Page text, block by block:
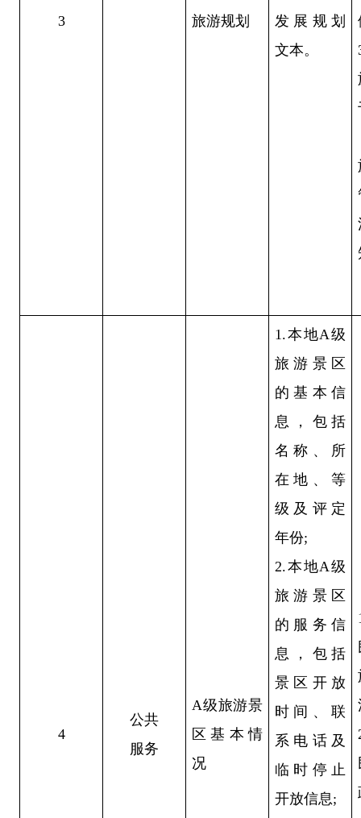
3 旅游规划
发展规划
文本。
4
公共
服务
A级旅游景
区基本情
况
1.本地A级
旅游景区
的基本信
息，包括
名称、所
在地、等
级及评定
年份;
2.本地A级
旅游景区
的服务信
息，包括
景区开放
时间、联
系电话及
临时停止
开放信息;